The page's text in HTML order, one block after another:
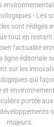
- Les
sont rédigés
tout en restant
l'actualité
ligne éditoriale
sur les
qui
portée
majeurs.